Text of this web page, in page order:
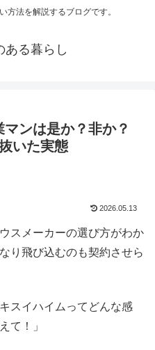
方法を解説するブログです。
ある暮らし
ンは是か？非か？
いた実態
2026.05.13
スメーカーの選び方がわか
り飛び込むのも契約させら
スイハイムってどんな感
て！」